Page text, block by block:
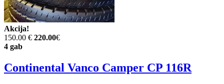
Akcija!
150.00 € 220.00€
4 gab
Continental Vanco Camper CP 116R